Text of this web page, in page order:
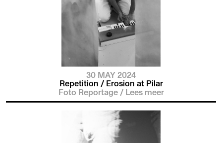
30 MAY 2024
Repetition / Erosion at Pilar
Foto Reportage /Lees meer